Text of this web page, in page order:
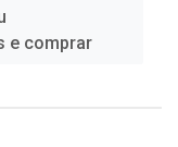
e comprar